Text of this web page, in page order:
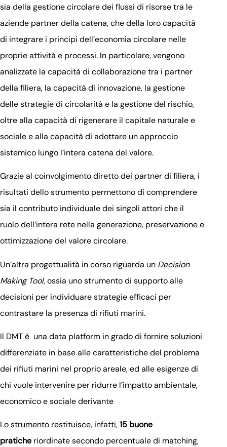
sia della gestione circolare dei flussi di risorse tra le
aziende partner della catena, che della loro capacità
di integrare i principi dell’economia circolare nelle
proprie attività e processi. In particolare, vengono
analizzate la capacità di collaborazione tra i partner
della filiera, la capacità di innovazione, la gestione
delle strategie di circolarità e la gestione del rischio,
oltre alla capacità di rigenerare il capitale naturale e
sociale e alla capacità di adottare un approccio
sistemico lungo l’intera catena del valore.
Grazie al coinvolgimento diretto dei partner di filiera, i
risultati dello strumento permettono di comprendere
sia il contributo individuale dei singoli attori che il
ruolo dell’intera rete nella generazione, preservazione e
ottimizzazione del valore circolare.
Un’altra progettualità in corso riguarda un Decision
Making Tool, ossia uno strumento di supporto alle
decisioni per individuare strategie efficaci per
contrastare la presenza di rifiuti marini.
Il DMT è una data platform in grado di fornire soluzioni
differenziate in base alle caratteristiche del problema
dei rifiuti marini nel proprio areale, ed alle esigenze di
chi vuole intervenire per ridurre l’impatto ambientale,
economico e sociale derivante
Lo strumento restituisce, infatti,15 buone
pratiche riordinate secondo percentuale di matching,